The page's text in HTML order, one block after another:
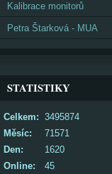
Kalibrace monitorů
Petra Štarková - MUA
STATISTIKY
Online: 45
Celkem: 3495874
Měsíc:
71571
Den:
1620